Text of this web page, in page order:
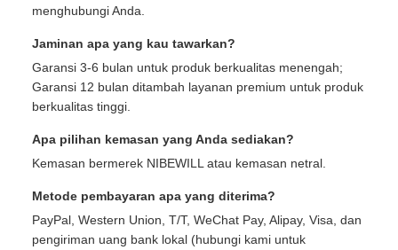
menghubungi Anda.
Jaminan apa yang kau tawarkan?
Garansi 3-6 bulan untuk produk berkualitas menengah;
Garansi 12 bulan ditambah layanan premium untuk produk
berkualitas tinggi.
Apa pilihan kemasan yang Anda sediakan?
Kemasan bermerek NIBEWILL atau kemasan netral.
Metode pembayaran apa yang diterima?
PayPal, Western Union, T/T, WeChat Pay, Alipay, Visa, dan
pengiriman uang bank lokal (hubungi kami untuk